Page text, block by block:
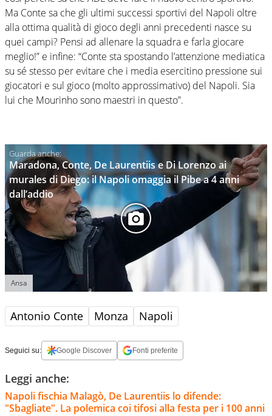
Ma Conte sa che gli ultimi successi sportivi del Napoli oltre
alla ottima qualità di gioco degli anni precedenti nasce su
quei campi? Pensi ad allenare la squadra e farla giocare
meglio!” e infine: “Conte sta spostando l’attenzione mediatica
su sé stesso per evitare che i media esercitino pressione sui
giocatori e sul gioco (molto approssimativo) del Napoli. Sia
lui che Mourinho sono maestri in questo”.
Maradona, Conte, De Laurentiis e Di Lorenzo ai
murales di Diego: il Napoli omaggia il Pibe a 4 anni
dall’addio
Ansa
Antonio Conte Monza Napoli
Seguici su: Google Discover Fonti preferite
Leggi anche:
Napoli fischia Malagò, De Laurentiis lo difende:
"Sbagliate". La polemica coi tifosi alla festa per i 100 anni